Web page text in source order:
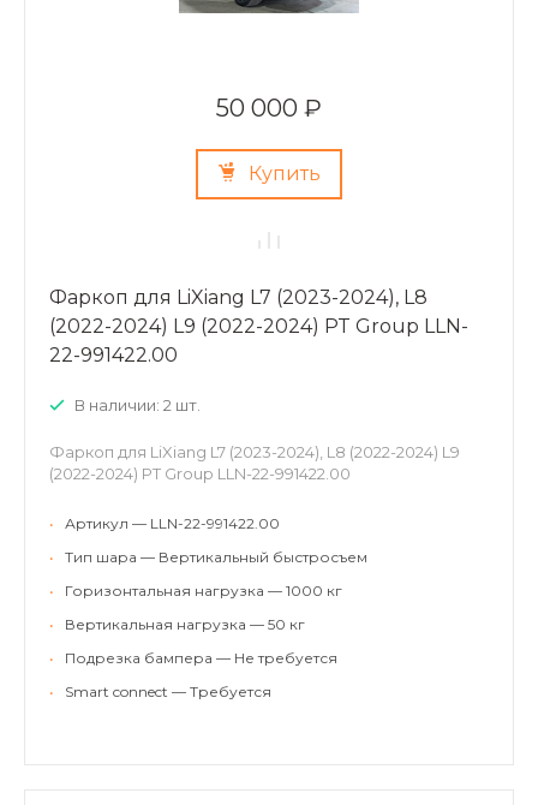
50 000 ₽
Купить
Фаркоп для LiXiang L7 (2023-2024), L8
(2022-2024) L9 (2022-2024) PT Group LLN-
22-991422.00
В наличии: 2 шт.
Фаркоп для LiXiang L7 (2023-2024), L8 (2022-2024) L9
(2022-2024) PT Group LLN-22-991422.00
•
Артикул — LLN-22-991422.00
•
Тип шара — Вертикальный быстросъем
•
Горизонтальная нагрузка — 1000 кг
•
Вертикальная нагрузка — 50 кг
•
Подрезка бампера — Не требуется
•
Smart connect — Требуется